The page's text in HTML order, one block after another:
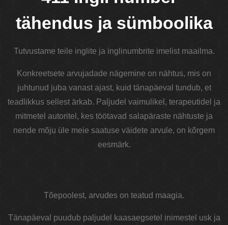
tähendus ja sümboolika
Tutvustame teile inglite ja inglinumbrite imelist maailma.
Konkreetsete arvujadade nägemine on nähtus, mis on
juhtunud juba vanast ajast, kuid tänapäeval tundub, et
teadlikkus sellest ärkab. Paljudel vaimulikel, terapeutidel ja
mitmetel autoritel, kes töötavad salapäraste nähtuste ja
nende mõju üle meie saatuse väidete arvule, on kõrgem
eesmärk.
Tõepoolest, arvudes on teatud maagia.
Tänapäeval puudub paljudel kaasaegsetel inimestel usk ja